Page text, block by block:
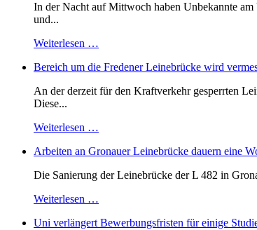
In der Nacht auf Mittwoch haben Unbekannte am
und...
Weiterlesen …
Bereich um die Fredener Leinebrücke wird
An der derzeit für den Kraftverkehr gesperrten
Diese...
Weiterlesen …
Arbeiten an Gronauer Leinebrücke dauern eine
Die Sanierung der Leinebrücke der L 482 in
Weiterlesen …
Uni verlängert Bewerbungsfristen für einige